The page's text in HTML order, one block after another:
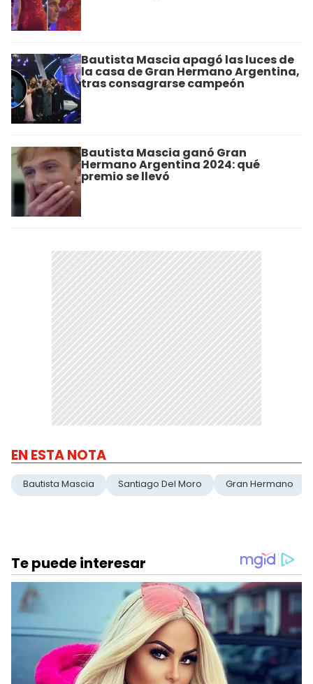
Bautista Mascia apagó las luces de
la casa de Gran Hermano Argentina,
tras consagrarse campeón
Bautista Mascia ganó Gran
Hermano Argentina 2024: qué
premio se llevó
EN ESTA NOTA
Bautista Mascia Santiago Del Moro Gran Hermano